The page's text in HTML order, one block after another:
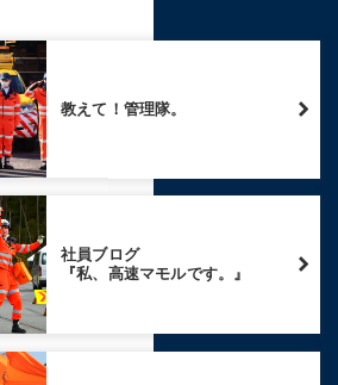
教えて！管理隊。
社員ブログ
『私、高速マモルです。』